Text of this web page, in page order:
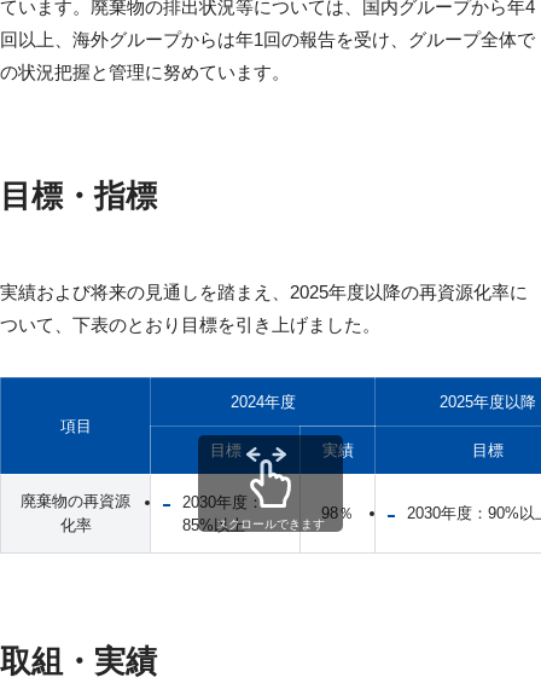
ています。廃棄物の排出状況等については、国内グループから年4
回以上、海外グループからは年1回の報告を受け、グループ全体で
の状況把握と管理に努めています。
目標・指標
実績および将来の見通しを踏まえ、2025年度以降の再資源化率に
ついて、下表のとおり目標を引き上げました。
項目
2024年度 2025年度以降
目標 実績 目標
廃棄物の再資源
化率
2030年度：
85%以上
98％ 2030年度：90%以
スクロールできます
取組・実績